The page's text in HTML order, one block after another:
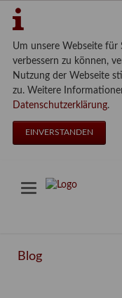
Um unsere Webseite
verbessern zu können,
Nutzung der Webseite
zu. Weitere
Datenschutzerklärung.
EINVERSTANDEN
Blog